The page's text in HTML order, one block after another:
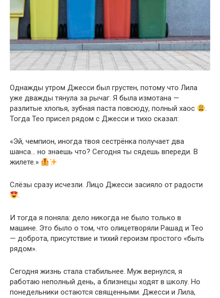
Однажды утром Джесси был грустен, потому что Лила
уже дважды тянула за рычаг. Я была измотана —
разлитые хлопья, зубная паста повсюду, полный хаос
.
Тогда Тео присел рядом с Джесси и тихо сказал:
«Эй, чемпион, иногда твоя сестрёнка получает два
шанса… но знаешь что? Сегодня ты сядешь впереди. В
жилете.»
Слёзы сразу исчезли. Лицо Джесси засияло от радости
.
И тогда я поняла: дело никогда не было только в
машине. Это было о том, что олицетворяли Рашад и Тео
— доброта, присутствие и тихий героизм простого «быть
рядом».
Сегодня жизнь стала стабильнее. Муж вернулся, я
работаю неполный день, а близнецы ходят в школу. Но
понедельники остаются священными. Джесси и Лила,